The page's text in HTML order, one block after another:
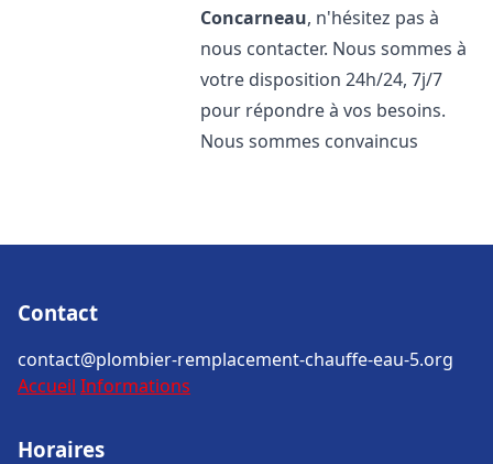
Concarneau, n'hésitez pas à
nous contacter. Nous sommes à
votre disposition 24h/24, 7j/7
pour répondre à vos besoins.
Nous sommes convaincus
Contact
contact@plombier-remplacement-chauffe-eau-5.org
Accueil Informations
Horaires